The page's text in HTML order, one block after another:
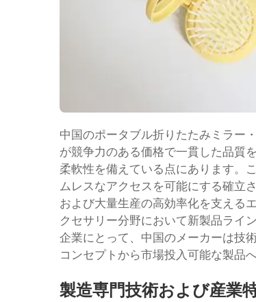
中国のポータブル折りたたみミラー
が競争力のある価格で一貫した品質
柔軟性を備えている点にあります。
ムレスなアクセスを可能にする確立
および大量生産の高効率化を支える
クセサリー分野において新製品ライ
企業にとって、中国のメーカーは技
コンセプトから市場投入可能な製品
製造専門技術および産業